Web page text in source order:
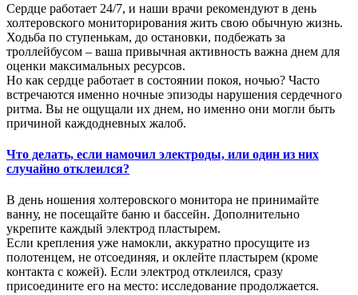
Сердце работает 24/7, и наши врачи рекомендуют в день
холтеровского мониторирования жить свою обычную жизнь.
Ходьба по ступенькам, до остановки, подбежать за
троллейбусом – ваша привычная активность важна днем для
оценки максимальных ресурсов.
Но как сердце работает в состоянии покоя, ночью? Часто
встречаются именно ночные эпизоды нарушения сердечного
ритма. Вы не ощущали их днем, но именно они могли быть
причиной каждодневных жалоб.
Что делать, если намочил электроды, или один из них
случайно отклеился?
В день ношения холтеровского монитора не принимайте
ванну, не посещайте баню и бассейн. Дополнительно
укрепите каждый электрод пластырем.
Если крепления уже намокли, аккуратно просущите из
полотенцем, не отсоединяя, и оклейте пластырем (кроме
контакта с кожей). Если электрод отклеился, сразу
присоедините его на место: исследование продолжается.